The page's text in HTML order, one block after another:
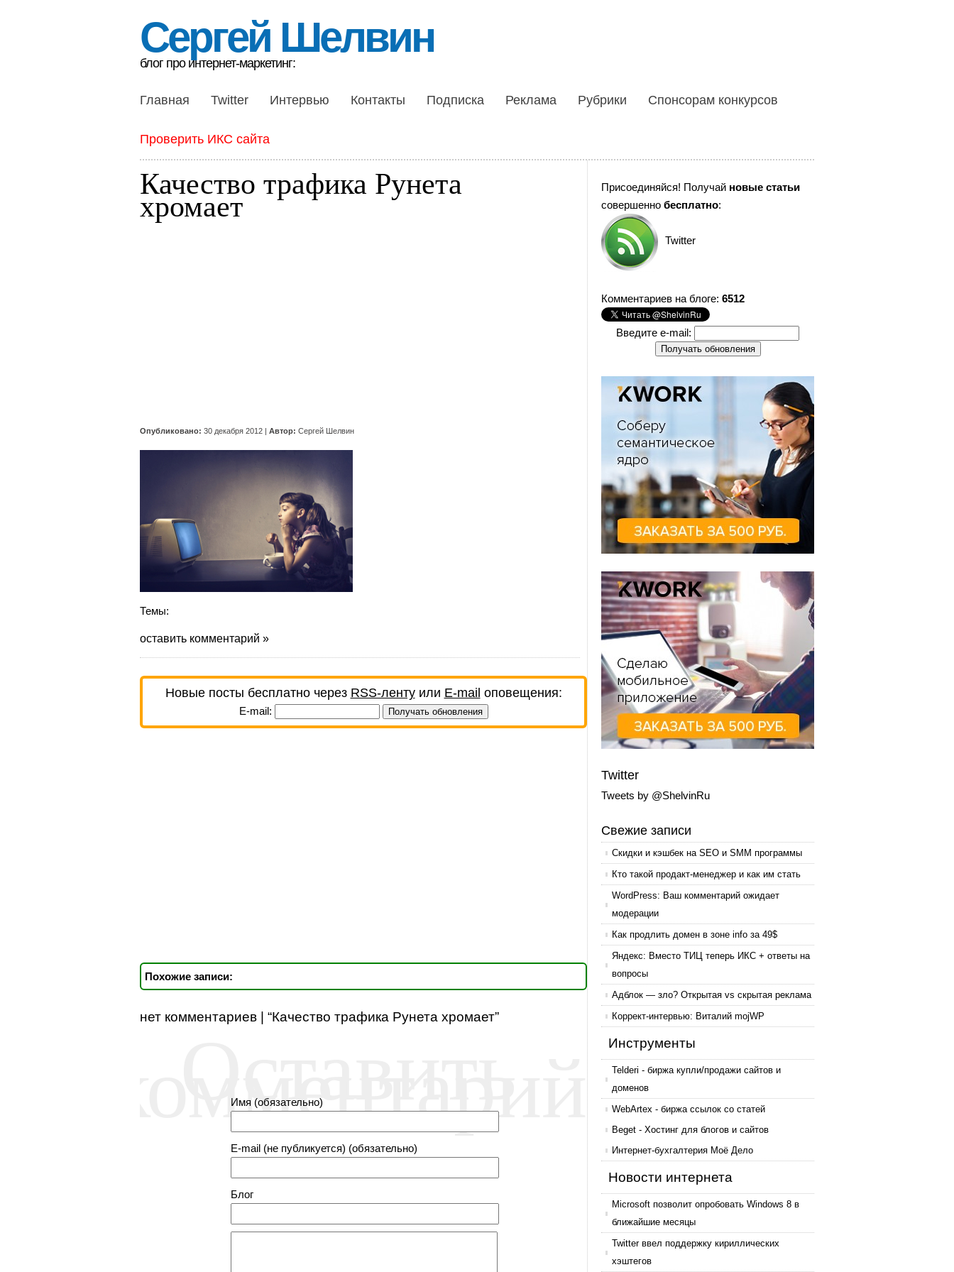
Сергей Шелвин
блог про интернет-маркетинг:
Главная Twitter Интервью Контакты Подписка Реклама Рубрики Спонсорам конкурсов
Проверить ИКС сайта
Качество трафика Рунета
хромает
Опубликовано: 30 декабря 2012 | Автор: Сергей Шелвин
Темы:
оставить комментарий »
Новые посты бесплатно через RSS-лентуили E-mail оповещения:
E-mail:
Похожие записи:
нет комментариев | “Качество трафика Рунета хромает”
Оставить
комментарий
Имя (обязательно)
E-mail (не публикуется) (обязательно)
Блог
Присоединяйся! Получай новые статьи
совершенно бесплатно:
Twitter
Комментариев на блоге: 6512
Введите e-mail:
Twitter
Tweets by @ShelvinRu
Свежие записи
Скидки и кэшбек на SEO и SMM программы
Кто такой продакт-менеджер и как им стать
WordPress: Ваш комментарий ожидает
модерации
Как продлить домен в зоне info за 49$
Яндекс: Вместо ТИЦ теперь ИКС + ответы на
вопросы
Адблок — зло? Открытая vs скрытая реклама
Коррект-интервью: Виталий mojWP
Инструменты
Telderi - биржа купли/продажи сайтов и
доменов
WebArtex - биржа ссылок со статей
Beget - Хостинг для блогов и сайтов
Интернет-бухгалтерия Моё Дело
Новости интернета
Microsoft позволит опробовать Windows 8 в
ближайшие месяцы
Twitter ввел поддержку кириллических
хэштегов